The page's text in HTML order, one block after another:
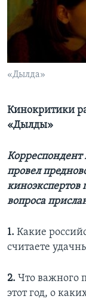
Learning English
СОЦИАЛЬНЫЕ СЕТИ
Языки
«Дылда»
Кинокритики
«Дылды»
Корреспондент
провел
киноэкспертов
вопроса
1. Какие
считаете
2. Что важного
этот год, о